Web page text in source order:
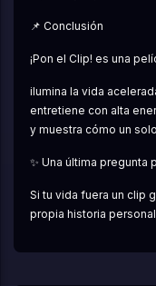
📌 Conclusión
¡Pon el Clip! es una
ilumina la vida
entretiene con alta
y muestra cómo un
✨ Una última pregunta
Si tu vida fuera un clip
propia historia